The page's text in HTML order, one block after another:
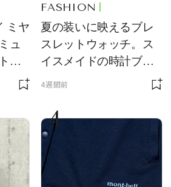
ミヤ
ュ
な
FASHION
夏の装いに映えるブレ
スレットウォッチ。ス
イスメイドの時計ブラ
ンド【フレデリック・
をレビュー。【それい
け！ 良品ハンター】
4週間前
4